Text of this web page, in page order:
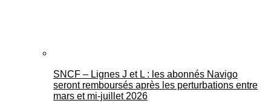
SNCF – Lignes J et L : les abonnés Navigo
seront remboursés après les perturbations entre
mars et mi-juillet 2026